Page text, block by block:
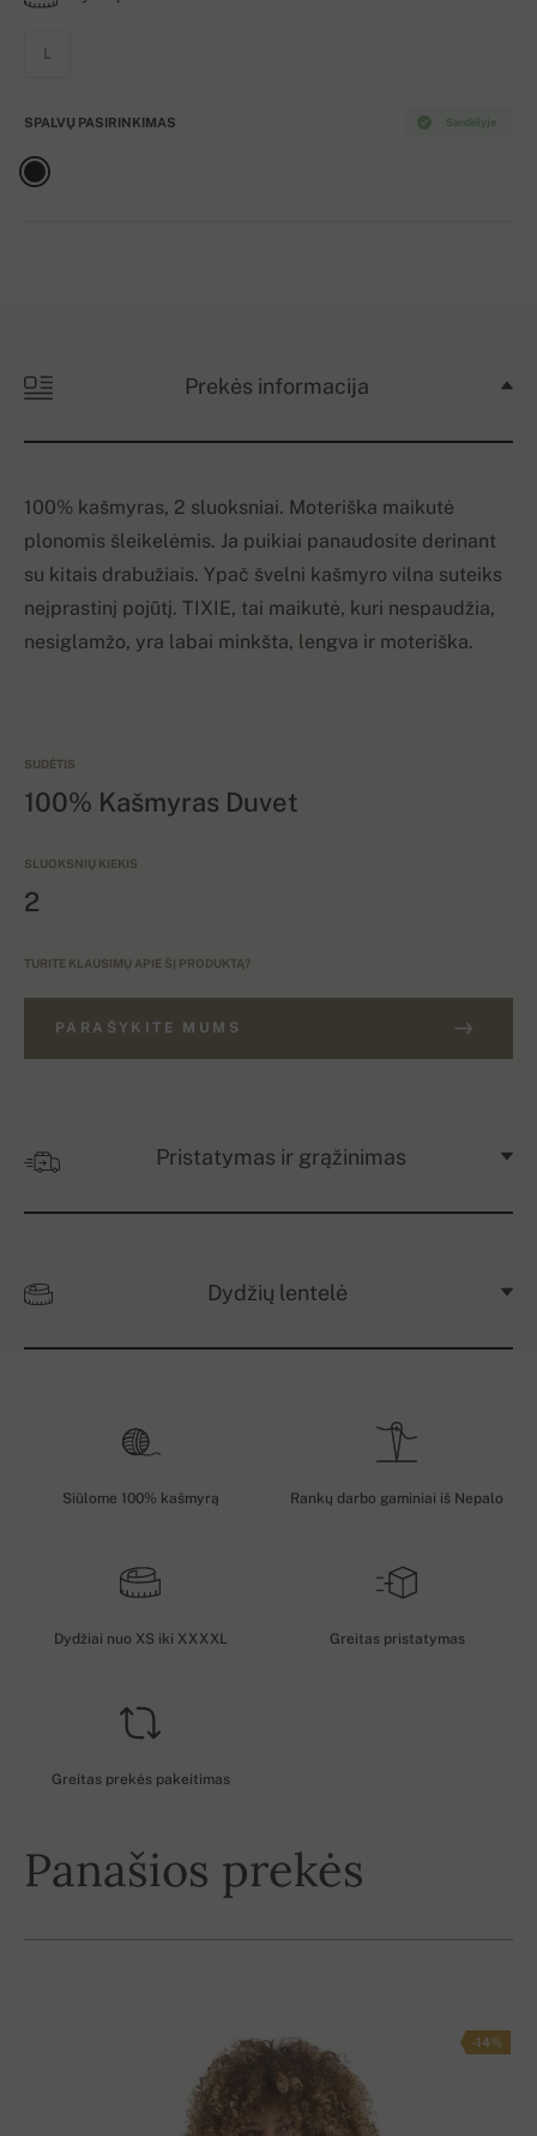
L
Sandėlyje
SPALVŲ PASIRINKIMAS
Prekės informacija
100% kašmyras, 2 sluoksniai. Moteriška maikutė
plonomis šleikelėmis. Ja puikiai panaudosite derinant
su kitais drabužiais. Ypač švelni kašmyro vilna suteiks
neįprastinį pojūtį. TIXIE, tai maikutė, kuri nespaudžia,
nesiglamžo, yra labai minkšta, lengva ir moteriška.
SUDĖTIS
100% Kašmyras Duvet
SLUOKSNIŲ KIEKIS
2
TURITE KLAUSIMŲ APIE ŠĮ PRODUKTĄ?
PARAŠYKITE MUMS
Pristatymas ir grąžinimas
Dydžių lentelė
Siūlome 100% kašmyrą Rankų darbo gaminiai iš Nepalo
Dydžiai nuo XS iki XXXXL Greitas pristatymas
Greitas prekės pakeitimas
Panašios prekės
-14%